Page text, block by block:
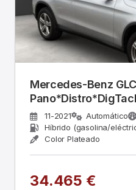
Mercedes-Benz
11-2021 Automático
Híbrido (gasolina/
Color Plateado
34.465 €